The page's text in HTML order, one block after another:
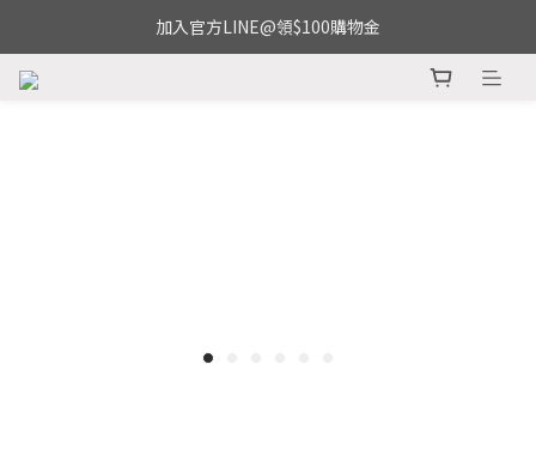
加入官方LINE@領$100購物金